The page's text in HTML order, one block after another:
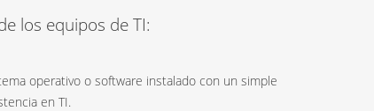
los equipos de TI:
operativo o software instalado con un simple
en TI.